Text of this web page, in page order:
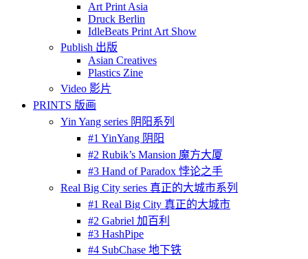
Art Print Asia
Druck Berlin
IdleBeats Print Art Show
Publish 出版
Asian Creatives
Plastics Zine
Video 影片
PRINTS 版画
Yin Yang series 阴阳系列
#1 YinYang 阴阳
#2 Rubik’s Mansion 魔方大厦
#3 Hand of Paradox 悖论之手
Real Big City series 真正的大城市系列
#1 Real Big City 真正的大城市
#2 Gabriel 加百利
#3 HashPipe
#4 SubChase 地下铁